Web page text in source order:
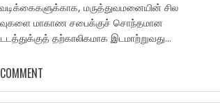
மருத்துவமனையின் சில
மாகாண சபைக்குச் சொந்தமான
தற்காலிகமாக இடமாற்றுவது...